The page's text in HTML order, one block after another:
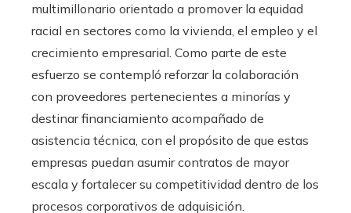
multimillonario orientado a promover la equidad
racial en sectores como la vivienda, el empleo y el
crecimiento empresarial. Como parte de este
esfuerzo se contempló reforzar la colaboración
con proveedores pertenecientes a minorías y
destinar financiamiento acompañado de
asistencia técnica, con el propósito de que estas
empresas puedan asumir contratos de mayor
escala y fortalecer su competitividad dentro de los
procesos corporativos de adquisición.